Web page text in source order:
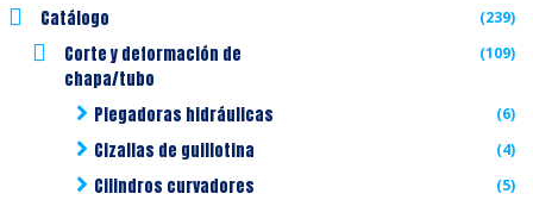
Catálogo (239)
Corte y deformación de
chapa/tubo
(109)
Plegadoras hidráulicas (6)
Cizallas de guillotina (4)
Cilindros curvadores (5)